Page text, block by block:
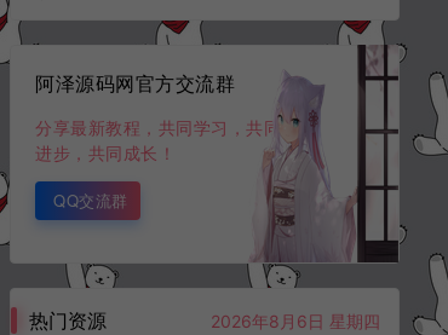
阿泽源码网官方交流群
分享最新教程，共同学习，共同
进步，共同成长！
QQ交流群
热门资源 2026年8月6日 星期四